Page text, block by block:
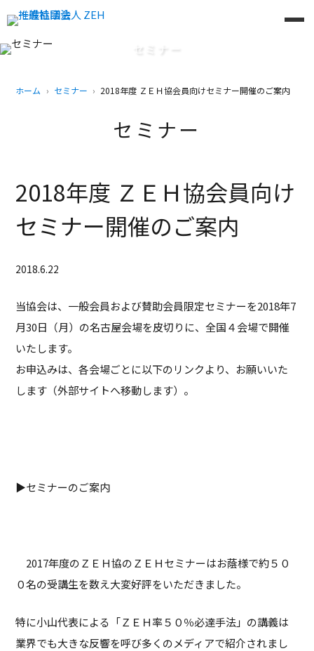
セミナー
ホーム セミナー 2018年度 ＺＥＨ協会員向けセミナー開催のご案内
セミナー
2018年度 ＺＥＨ協会員向け
セミナー開催のご案内
2018.6.22
当協会は、一般会員および賛助会員限定セミナーを2018年7
月30日（月）の名古屋会場を皮切りに、全国４会場で開催
いたします。
お申込みは、各会場ごとに以下のリンクより、お願いいた
します（外部サイトへ移動します）。
▶セミナーのご案内
2017年度のＺＥＨ協のＺＥＨセミナーはお蔭様で約５０
０名の受講生を数え大変好評をいただきました。
特に小山代表による「ＺＥＨ率５０％必達手法」の講義は
業界でも大きな反響を呼び多くのメディアで紹介されまし